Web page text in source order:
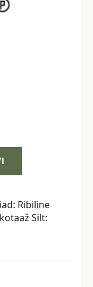
Ribiline
Silt: